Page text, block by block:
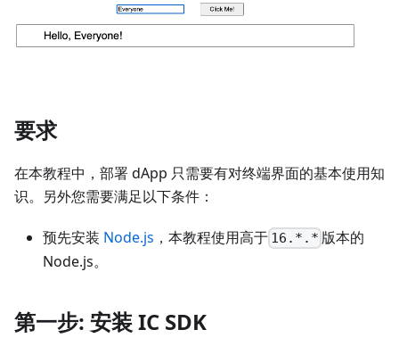
要求
在本教程中，部署 dApp 只需要有对终端界面的基本使用知
识。另外您需要满足以下条件：
预先安装 Node.js ，本教程使用高于 16.*.* 版本的
Node.js。
第一步: 安装 IC SDK